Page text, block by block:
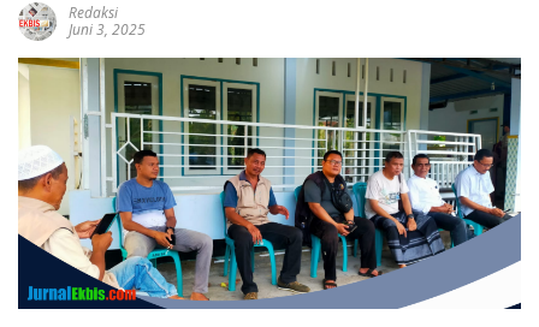
Redaksi
Juni 3, 2025